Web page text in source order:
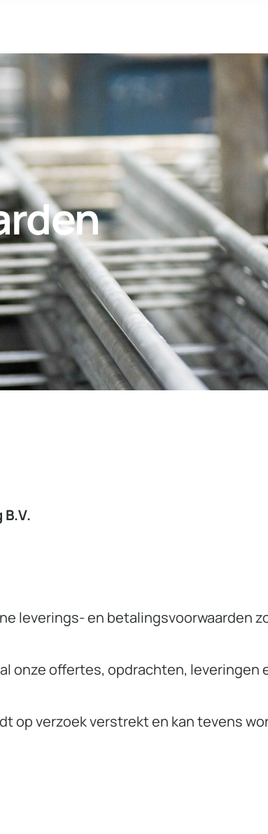
leverings- en betalingsvoorwaarden
onze offertes, opdrachten,
op verzoek verstrekt en kan tevens